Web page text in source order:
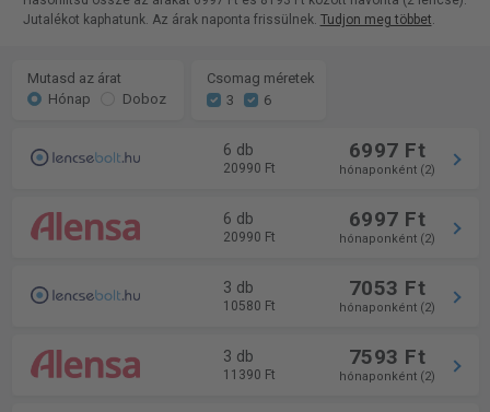
Jutalékot kaphatunk. Az árak naponta frissülnek. Tudjon meg többet.
Mutasd az árat
Hónap
Doboz
Csomag méretek
3
6
6 db
20990 Ft
6997 Ft
hónaponként (2)
6 db
20990 Ft
6997 Ft
hónaponként (2)
3 db
10580 Ft
7053 Ft
hónaponként (2)
3 db
11390 Ft
7593 Ft
hónaponként (2)